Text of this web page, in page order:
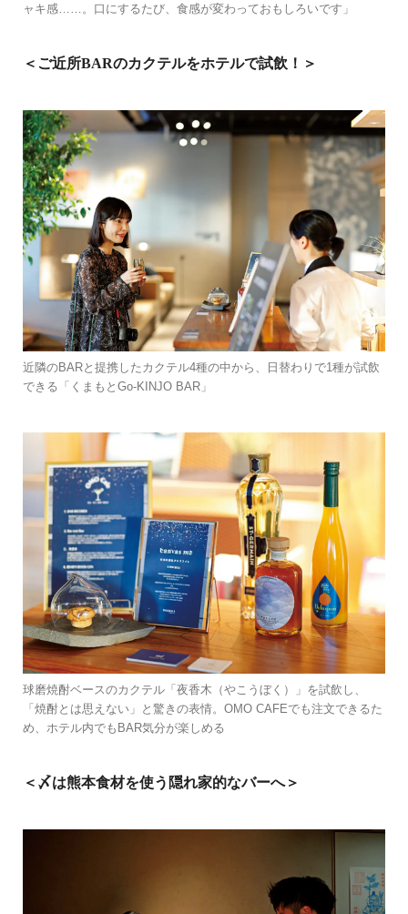
ャキ感……。口にするたび、食感が変わっておもしろいです」
＜ご近所BARのカクテルをホテルで試飲！＞
近隣のBARと提携したカクテル4種の中から、日替わりで1種が試飲
できる「くまもとGo-KINJO BAR」
球磨焼酎ベースのカクテル「夜香木（やこうぼく）」を試飲し、
「焼酎とは思えない」と驚きの表情。OMO CAFEでも注文できるた
め、ホテル内でもBAR気分が楽しめる
＜〆は熊本食材を使う隠れ家的なバーへ＞